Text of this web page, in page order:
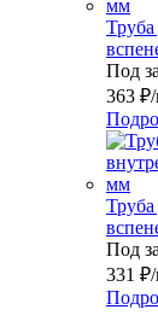
Под
363 ₽
Под
331 ₽